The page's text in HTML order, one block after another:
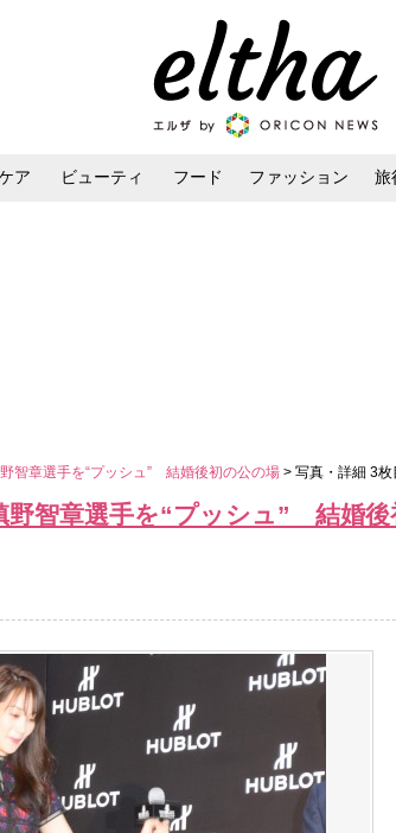
ア ビューティ フード ファッション 旅
智章選手を“プッシュ” 結婚後初の公の場 > 写真・詳細 3枚
野智章選手を“プッシュ” 結婚後